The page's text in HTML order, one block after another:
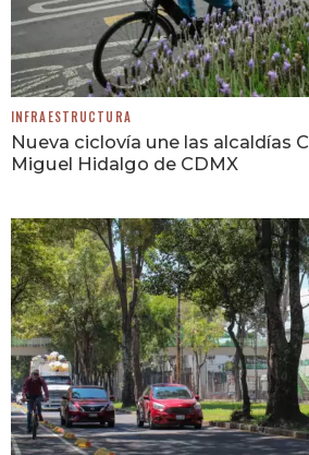
INFRAESTRUCTURA
Nueva ciclovía une las alcaldías
Miguel Hidalgo de CDMX